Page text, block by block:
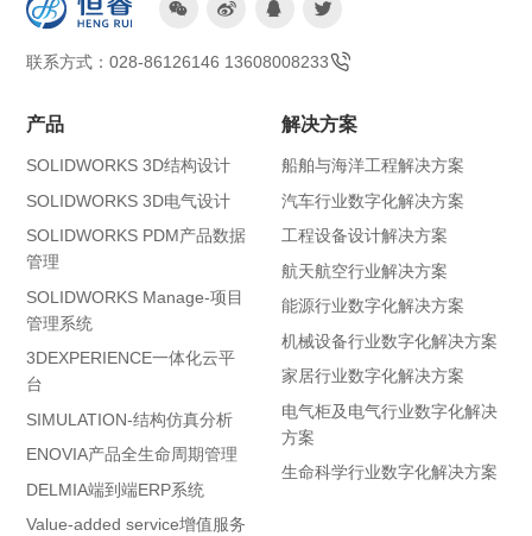
   
联系方式：028-86126146 13608008233
产品
SOLIDWORKS 3D结构设计
SOLIDWORKS 3D电气设计
SOLIDWORKS PDM产品数据
管理
SOLIDWORKS Manage-项目
管理系统
3DEXPERIENCE一体化云平
台
SIMULATION-结构仿真分析
ENOVIA产品全生命周期管理
DELMIA端到端ERP系统
Value-added service增值服务
解决方案
船舶与海洋工程解决方案
汽车行业数字化解决方案
工程设备设计解决方案
航天航空行业解决方案
能源行业数字化解决方案
机械设备行业数字化解决方案
家居行业数字化解决方案
电气柜及电气行业数字化解决
方案
生命科学行业数字化解决方案